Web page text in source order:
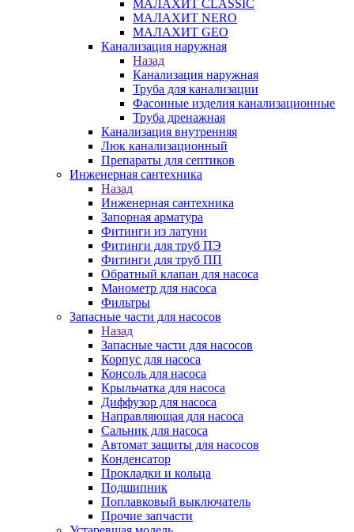
МАЛАХИТ CLASSIC
МАЛАХИТ NERO
МАЛАХИТ GEO
Канализация наружная
Назад
Канализация наружная
Труба для канализации
Фасонные изделия канализационные
Труба дренажная
Канализация внутренняя
Люк канализационный
Препараты для септиков
Инженерная сантехника
Назад
Инженерная сантехника
Запорная арматура
Фитинги из латуни
Фитинги для труб ПЭ
Фитинги для труб ПП
Обратный клапан для насоса
Манометр для насоса
Фильтры
Запасные части для насосов
Назад
Запасные части для насосов
Корпус для насоса
Консоль для насоса
Крыльчатка для насоса
Диффузор для насоса
Направляющая для насоса
Сальник для насоса
Автомат защиты для насосов
Конденсатор
Прокладки и кольца
Подшипник
Поплавковый выключатель
Прочие запчасти